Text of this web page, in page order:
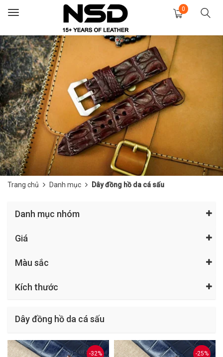
Toggle
0
Trang chủ Danh mục Dây đồng hồ da cá sấu
Danh mục nhóm
Giá
Màu sắc
Kích thước
Dây đồng hồ da cá sấu
-32% -25%